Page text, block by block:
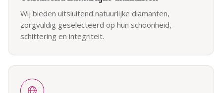
Wij bieden uitsluitend natuurlijke diamanten,
zorgvuldig geselecteerd op hun schoonheid,
schittering en integriteit.